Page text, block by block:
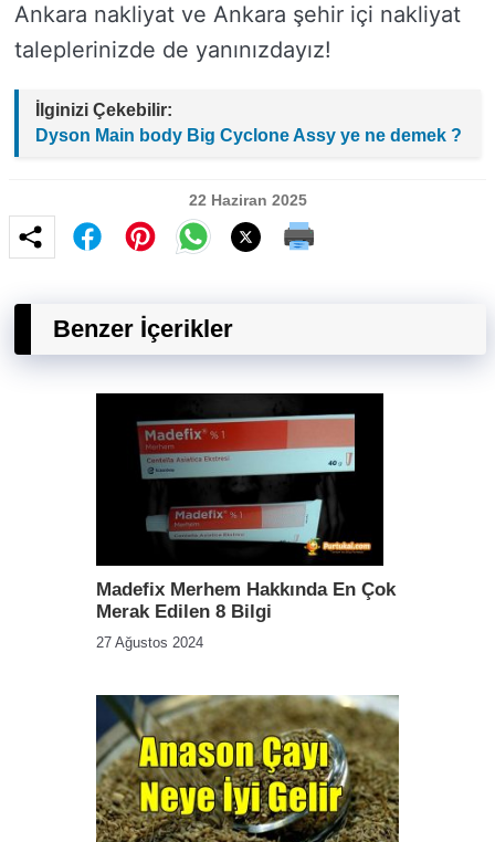
Ankara nakliyat ve Ankara şehir içi nakliyat
taleplerinizde de yanınızdayız!
İlginizi Çekebilir:
Dyson Main body Big Cyclone Assy ye ne demek ?
22 Haziran 2025
Benzer İçerikler
Madefix Merhem Hakkında En Çok
Merak Edilen 8 Bilgi
27 Ağustos 2024